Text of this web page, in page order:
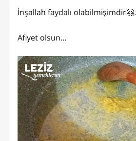
İnşallah faydalı olabilmişimdir🤗.
Afiyet olsun...